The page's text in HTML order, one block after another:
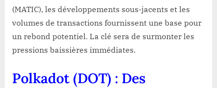
(MATIC), les développements sous-jacents et les
volumes de transactions fournissent une base pour
un rebond potentiel. La clé sera de surmonter les
pressions baissières immédiates.
Polkadot (DOT) : Des